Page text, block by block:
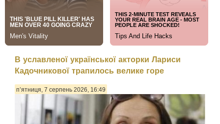
В уславленої української акторки Лариси
Кадочникової трапилось велике горе
п’ятниця, 7 серпень 2026, 16:49